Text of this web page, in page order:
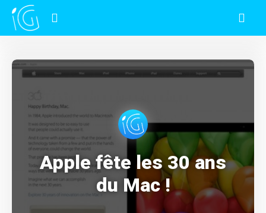
Apple fête les 30 ans
du Mac !